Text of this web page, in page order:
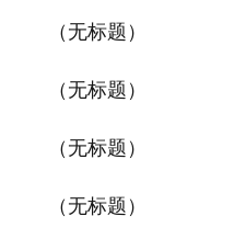
（无标题）
（无标题）
（无标题）
（无标题）